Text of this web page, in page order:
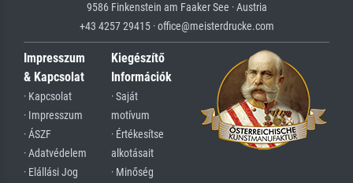
9586 Finkenstein am Faaker See · Austria
+43 4257 29415 · office@meisterdrucke.com
Impresszum
& Kapcsolat
· Kapcsolat
· Impresszum
· ÁSZF
· Adatvédelem
· Elállási Jog
Kiegészítő
Információk
· Saját
motívum
· Értékesítse
alkotásait
· Minőség